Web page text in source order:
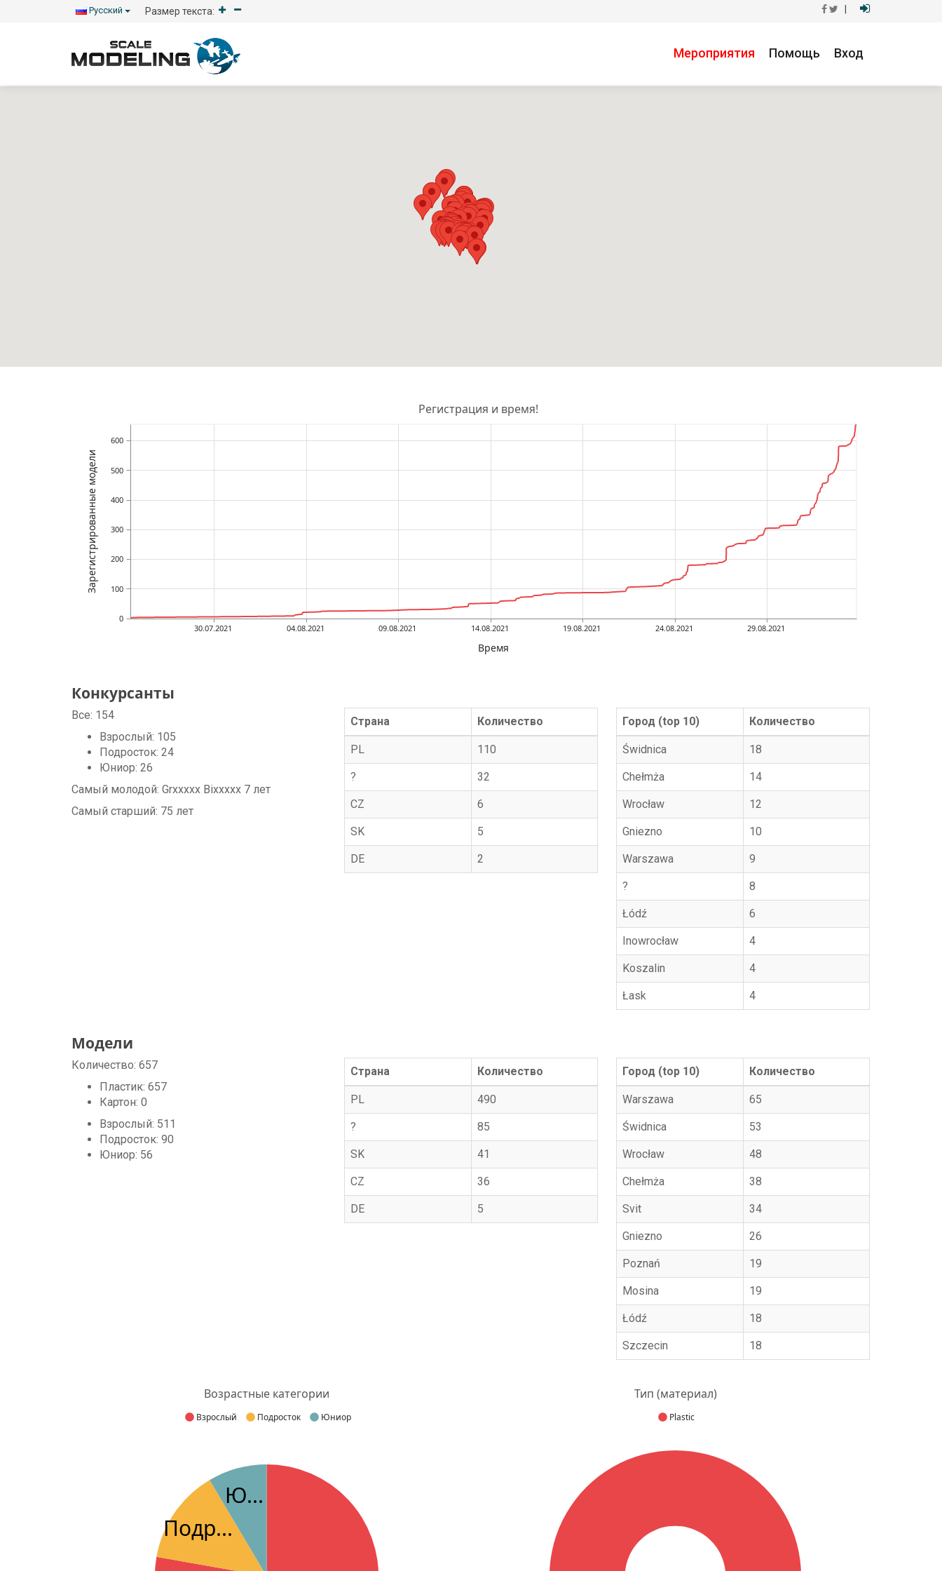
Русский Размер текста:
Мероприятия Помощь Вход
Регистрация и время!
30.07.2021 04.08.2021 09.08.2021 14.08.2021 19.08.2021 24.08.2021 29.08.2021
Время
0
100
200
300
400
500
600
Зарегистрированные модели
Конкурсанты
Все: 154
Взрослый: 105
Подросток: 24
Юниор: 26
Самый молодой: Grxxxxx Bixxxxx 7 лет
Самый старший: 75 лет
Страна Количество
PL 110
? 32
CZ 6
SK 5
DE 2
Город (top 10) Количество
Świdnica 18
Chełmża 14
Wrocław 12
Gniezno 10
Warszawa 9
? 8
Łódź 6
Inowrocław 4
Koszalin 4
Łask 4
Модели
Количество: 657
Пластик: 657
Картон: 0
Взрослый: 511
Подросток: 90
Юниор: 56
Страна Количество
PL 490
? 85
SK 41
CZ 36
DE 5
Город (top 10) Количество
Warszawa 65
Świdnica 53
Wrocław 48
Chełmża 38
Svit 34
Gniezno 26
Poznań 19
Mosina 19
Łódź 18
Szczecin 18
Взрослый Подросток Юниор
Возрастные категории
Подр...
Ю...
Plastic
Тип (материал)